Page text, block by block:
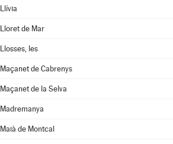
Llívia
Lloret de Mar
Llosses, les
Maçanet de Cabrenys
Maçanet de la Selva
Madremanya
Maià de Montcal